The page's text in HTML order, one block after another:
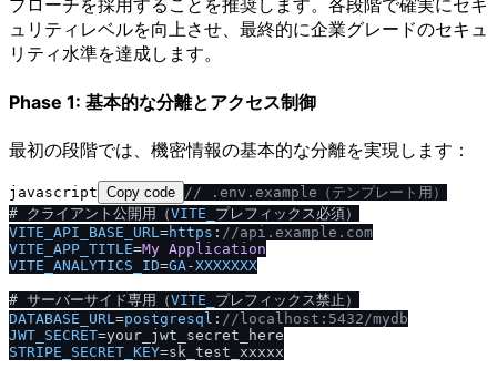
プローチを採用することを推奨します。各段階で確実にセキ
ュリティレベルを向上させ、最終的に企業グレードのセキュ
リティ水準を達成します。
Phase 1: 基本的な分離とアクセス制御
最初の段階では、機密情報の基本的な分離を実現します：
javascript Copy code / / .env.example（テンプレート用）
# クライアント公開用（VITE_
VITE_API_BASE_URL =https : / /api.example.com
VITE_APP_TITLE=My Application
VITE_ANALYTICS_ID=GA-XXXXXXX
# サーバーサイド専用（VITE_
DATABASE_URL =postgresql : / / localhost:5432 /mydb
JWT_SECRET
STRIPE_SECRET_KEY